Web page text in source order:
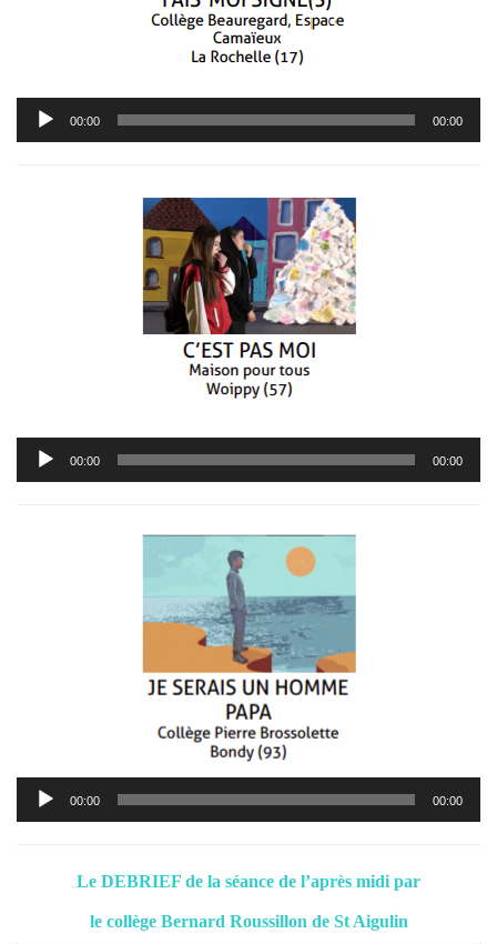
Lecteur
audio
00:00 00:00
Lecteur
audio
00:00 00:00
Lecteur
audio
00:00 00:00
Le DEBRIEF de la séance de l’après midi par
le collège Bernard Roussillon de St Aigulin